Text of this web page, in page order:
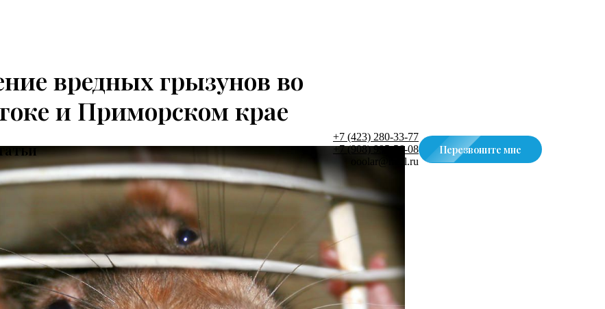
+7 (423) 280-33-77
+7 (908) 995-56-08
ooolar@mail.ru
Перезвоните мне
вредных грызунов во
и Приморском крае